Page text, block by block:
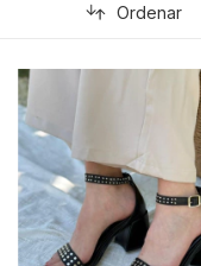
Ordenar